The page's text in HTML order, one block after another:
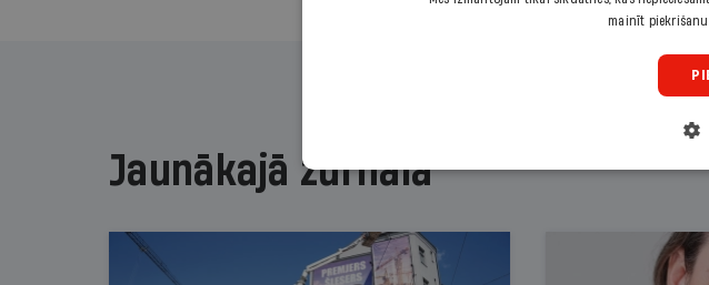
Jaunākajā žurnālā
mainīt